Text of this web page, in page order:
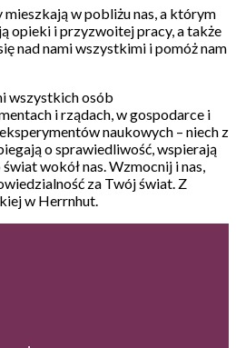
w pobliżu nas, a którym
opieki i przyzwoitej pracy, a także
nad nami wszystkimi i pomóż nam
wszystkich osób
i rządach, w gospodarce i
naukowych – niech z
o sprawiedliwość, wspierają
wokół nas. Wzmocnij i nas,
za Twój świat. Z
w Herrnhut.